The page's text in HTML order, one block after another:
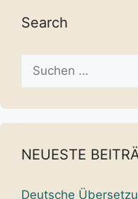
Search
nach:
NEUESTE
Deutsche